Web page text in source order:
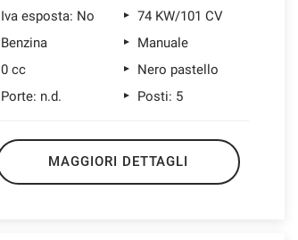
Iva esposta: No
74 KW/101 CV
Benzina
Manuale
0 cc
Nero pastello
Porte: n.d.
Posti: 5
MAGGIORI DETTAGLI